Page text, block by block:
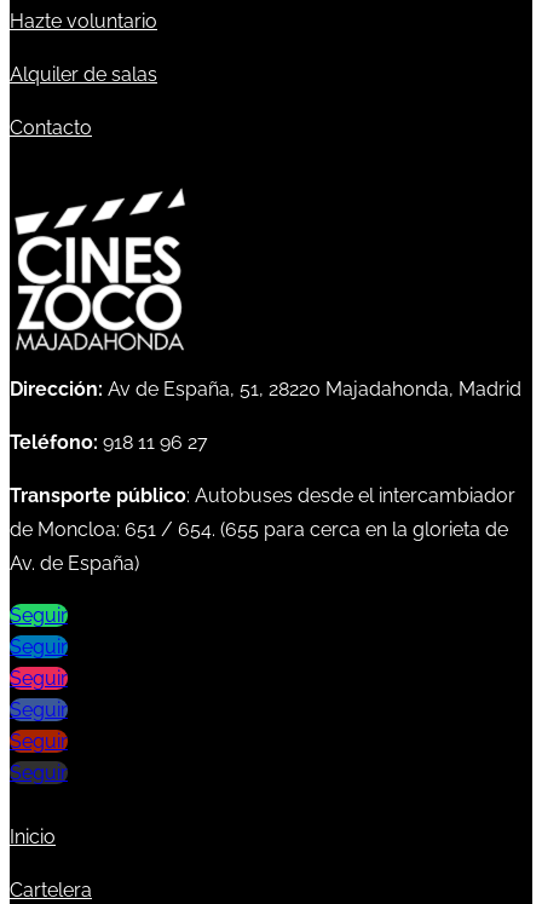
Hazte voluntario
Alquiler de salas
Contacto
Dirección: Av de España, 51, 28220 Majadahonda, Madrid
Teléfono: 918 11 96 27
Transporte público: Autobuses desde el intercambiador
de Moncloa: 651 / 654. (655 para cerca en la glorieta de
Av. de España)
Seguir
Seguir
Seguir
Seguir
Seguir
Seguir
Inicio
Cartelera